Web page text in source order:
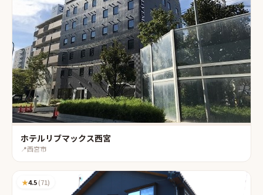
ホテルリブマックス西宮
📍西宮市
★4.5(71)